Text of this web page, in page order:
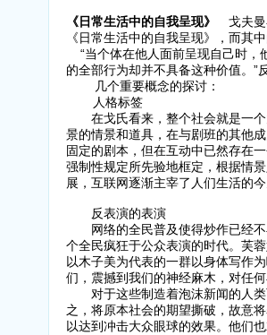
《日常生活中的自我呈现》
戈夫曼
《日常生活中的自我呈现》，而其
“当个体在他人面前呈现自己时，
的全部行为却并不具备这种价值。”
几个重要概念的探讨：
人格标签
在戈氏看来，整个社会就是一个
景的情景和道具，在与剧班的其他
固定的剧本，但在互动中已然存在
强制性规定所先验地框定，根据情
展，互联网逐渐主宰了人们生活的
反表演的表演
网络的全民普及使得炒作已经不
个全民疯狂于公众表演的时代。芙
以木子美为代表的一群以身体写作
们，震撼到我们的神经麻木，对任
对于这些制造着泡沫新闻的人类
之，将原本社会的期望撕破，故意
以达到冲击大众眼球的效果。他们